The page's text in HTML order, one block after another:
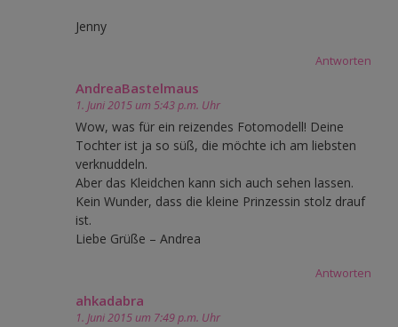
Jenny
Antworten
AndreaBastelmaus
1. Juni 2015 um 5:43 p.m. Uhr
Wow, was für ein reizendes Fotomodell! Deine
Tochter ist ja so süß, die möchte ich am liebsten
verknuddeln.
Aber das Kleidchen kann sich auch sehen lassen.
Kein Wunder, dass die kleine Prinzessin stolz drauf
ist.
Liebe Grüße – Andrea
Antworten
ahkadabra
1. Juni 2015 um 7:49 p.m. Uhr